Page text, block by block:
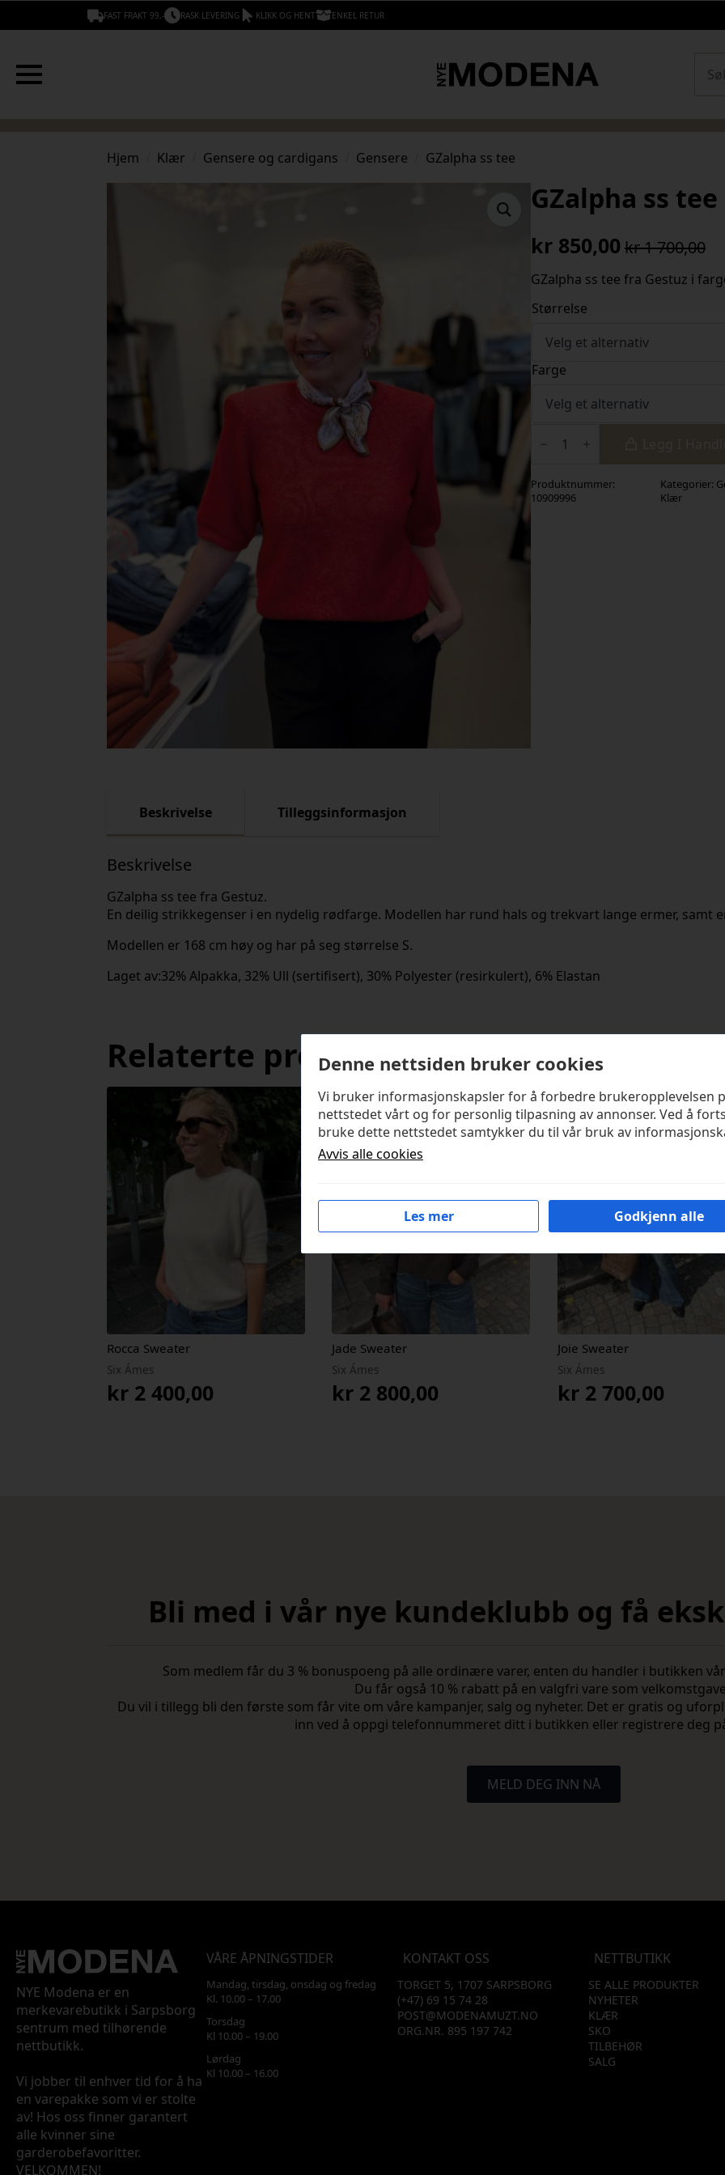
FAST FRAKT 99,- RASK LEVERING KLIKK OG HENT ENKEL RETUR
Hjem Klær Gensere og cardigans Gensere GZalpha ss tee
GZalpha ss tee
kr1 700,00
Opprinnelig
pris
var:
700,00.
kr 850,00
Nåværende
pris
er:
GZalpha ss tee fra Gestuz i
Størrelse
Farge
tee
Produktnummer:
10909996
Kategorier:
Klær
Beskrivelse Tilleggsinformasjon
Beskrivelse
GZalpha ss tee fra Gestuz.
En deilig strikkegenser i en nydelig rødfarge. Modellen har rund hals og trekvart lange ermer, samt
Modellen er 168 cm høy og har på seg størrelse S.
Laget av:32% Alpakka, 32% Ull (sertifisert), 30% Polyester (resirkulert), 6% Elastan
Relaterte produkter
Rocca Sweater
Six Ámes
kr 2 400,00
Jade Sweater
Six Ámes
kr 2 800,00
Joie Sweater
Six Ámes
kr2 700,00
Bli med i vår nye kundeklubb og få
Som medlem får du 3 % bonuspoeng på alle ordinære varer, enten du handler i butikken
Du får også 10 % rabatt på en valgfri vare som
Du vil i tillegg bli den første som får vite om våre kampanjer, salg og nyheter. Det er gratis og
inn ved å oppgi telefonnummeret ditt i butikken eller registrere deg
MELD DEG INN NÅ
NYE Modena er en
merkevarebutikk i Sarpsborg
sentrum med tilhørende
nettbutikk.
Vi jobber til enhver tid for å ha
en varepakke som vi er stolte
av! Hos oss finner garantert
alle kvinner sine
garderobefavoritter.
VELKOMMEN!
VÅRE ÅPNINGSTIDER
Mandag, tirsdag, onsdag og fredag
Kl. 10.00 – 17.00
Torsdag
Kl 10.00 – 19.00
Lørdag
Kl 10.00 – 16.00
KONTAKT OSS
TORGET 5, 1707 SARPSBORG
(+47) 69 15 74 28
POST@MODENAMUZT.NO
ORG.NR. 895 197 742
NETTBUTIKK
SE ALLE PRODUKTER
NYHETER
KLÆR
SKO
TILBEHØR
SALG
Denne nettsiden bruker cookies
Vi bruker informasjonskapsler for å forbedre brukeropplevelsen
nettstedet vårt og for personlig tilpasning av annonser. Ved å
bruke dette nettstedet samtykker du til vår bruk av
Avvis alle cookies
Les mer Godkjenn alle